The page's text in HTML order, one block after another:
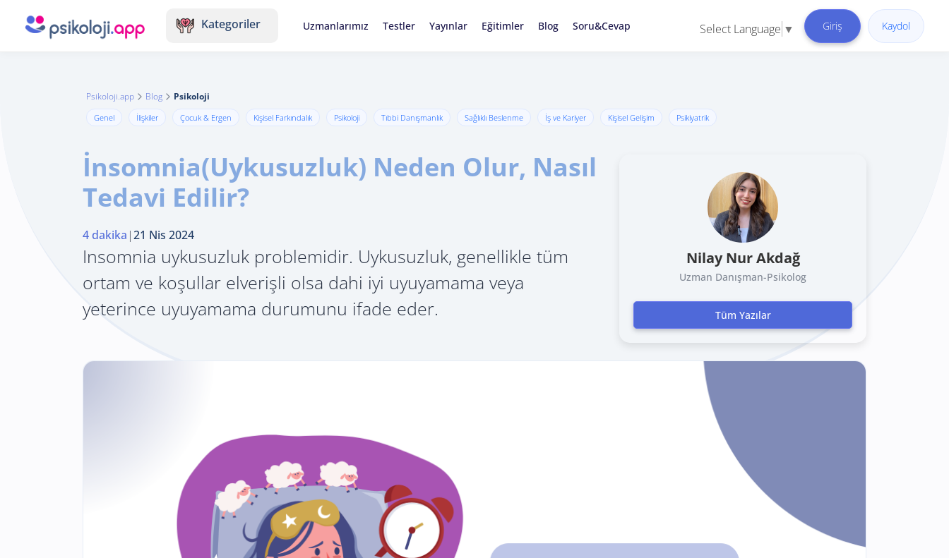
Kategoriler Uzmanlarımız Testler Yayınlar Eğitimler Blog Soru&Cevap Select Language ▼ Giriş Kaydol
Psikoloji.app Blog Psikoloji
Genel İlişkiler Çocuk & Ergen Kişisel Farkındalık Psikoloji Tıbbi Danışmanlık Sağlıklı Beslenme İş ve Kariyer Kişisel Gelişim Psikiyatrik
İnsomnia(Uykusuzluk) Neden Olur, Nasıl
Tedavi Edilir?
4 dakika |21 Nis 2024
Insomnia uykusuzluk problemidir. Uykusuzluk, genellikle tüm
ortam ve koşullar elverişli olsa dahi iyi uyuyamama veya
yeterince uyuyamama durumunu ifade eder.
Nilay Nur Akdağ
Uzman Danışman-Psikolog
Tüm Yazılar